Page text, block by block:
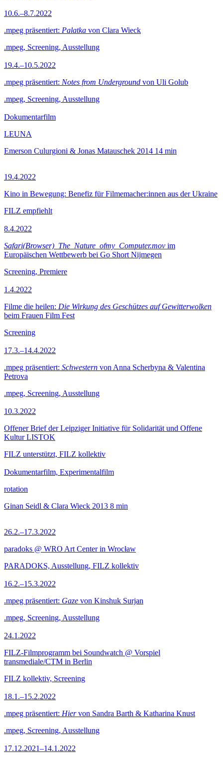
10.6.–8.7.2022
.mpeg präsentiert: Palatka von Clara Wieck
.mpeg, Screening, Ausstellung
19.4.–10.5.2022
.mpeg präsentiert: Notes from Underground von Uli Golub
.mpeg, Screening, Ausstellung
Dokumentarfilm
LEUNA
Emerson Culurgioni & Jonas Matauschek 2014 14 min
19.4.2022
Kino in Bewegung: Benefiz für Filmemacher:innen aus der Ukraine
FILZ empfiehlt
8.4.2022
Safari(Browser)_The_Nature_ofmy_Computer.mov im
Europäischen Wettbewerb bei Go Short Nijmegen
Screening, Premiere
1.4.2022
Filme die heilen: Die Wirkung des Geschützes auf Gewitterwolken
beim Frauen Film Fest
Screening
17.3.–14.4.2022
.mpeg präsentiert: Schwestern von Anna Scherbyna & Valentina
Petrova
.mpeg, Screening, Ausstellung
10.3.2022
Offener Brief der Leipziger Initiative für Solidarität und Offene
Kultur LISTOK
FILZ unterstützt, FILZ kollektiv
Dokumentarfilm, Experimentalfilm
rotation
Ginan Seidl & Clara Wieck 2013 8 min
26.2.–17.3.2022
paradoks @ WRO Art Center in Wrocław
PARADOKS, Ausstellung, FILZ kollektiv
16.2.–15.3.2022
.mpeg präsentiert: Gaze von Kinshuk Surjan
.mpeg, Screening, Ausstellung
24.1.2022
FILZ-Filmprogramm bei Soundwatch @ Vorspiel
transmediale/CTM in Berlin
FILZ kollektiv, Screening
18.1.–15.2.2022
.mpeg präsentiert: Hiervon Sandra Barth & Katharina Knust
.mpeg, Screening, Ausstellung
17.12.2021–14.1.2022